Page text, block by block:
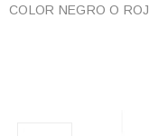
COLOR NEGRO O